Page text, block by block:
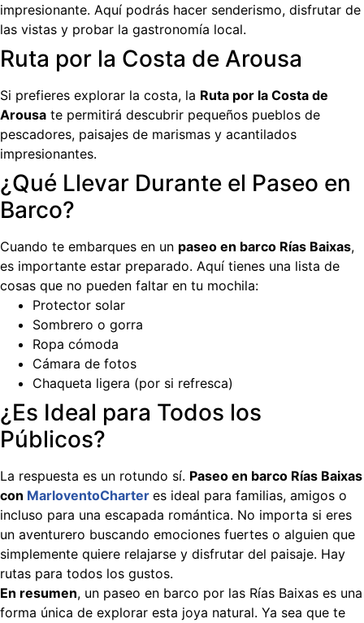
impresionante. Aquí podrás hacer senderismo, disfrutar de
las vistas y probar la gastronomía local.
Ruta por la Costa de Arousa
Si prefieres explorar la costa, la Ruta por la Costa de
Arousa te permitirá descubrir pequeños pueblos de
pescadores, paisajes de marismas y acantilados
impresionantes.
¿Qué Llevar Durante el Paseo en
Barco?
Cuando te embarques en un paseo en barco Rías Baixas,
es importante estar preparado. Aquí tienes una lista de
cosas que no pueden faltar en tu mochila:
Protector solar
Sombrero o gorra
Ropa cómoda
Cámara de fotos
Chaqueta ligera (por si refresca)
¿Es Ideal para Todos los
Públicos?
La respuesta es un rotundo sí. Paseo en barco Rías Baixas
con MarloventoCharter es ideal para familias, amigos o
incluso para una escapada romántica. No importa si eres
un aventurero buscando emociones fuertes o alguien que
simplemente quiere relajarse y disfrutar del paisaje. Hay
rutas para todos los gustos.
En resumen, un paseo en barco por las Rías Baixas es una
forma única de explorar esta joya natural. Ya sea que te